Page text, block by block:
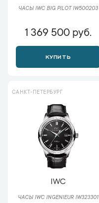
ЧАСЫ IWC BIG PILOT IW500203
1 369 500 руб.
КУПИТЬ
САНКТ-ПЕТЕРБУРГ
IWC
ЧАСЫ IWC INGENIEUR IW323301